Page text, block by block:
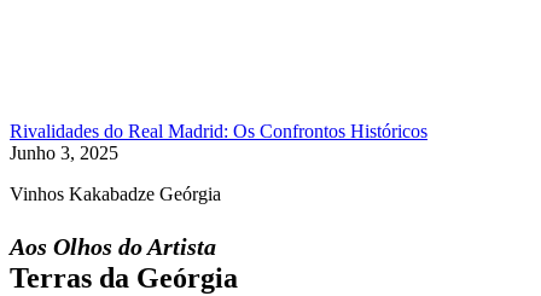
Rivalidades do Real Madrid: Os Confrontos Históricos
Junho 3, 2025
Vinhos Kakabadze Geórgia
Aos Olhos do Artista
Terras da Geórgia